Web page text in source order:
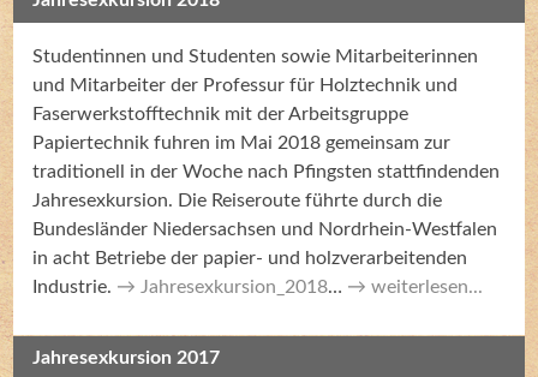
Studentinnen und Studenten sowie Mitarbeiterinnen
und Mitarbeiter der Professur für Holztechnik und
Faserwerkstofftechnik mit der Arbeitsgruppe
Papiertechnik fuhren im Mai 2018 gemeinsam zur
traditionell in der Woche nach Pfingsten stattfindenden
Jahresexkursion. Die Reiseroute führte durch die
Bundesländer Niedersachsen und Nordrhein-Westfalen
in acht Betriebe der papier- und holzverarbeitenden
Industrie.
Jahresexkursion_2018… weiterlesen...
Jahresexkursion 2017